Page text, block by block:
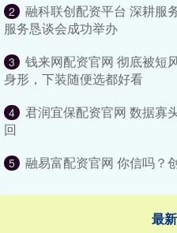
2
融科联创配资平台 深耕服
服务恳谈会成功举办
3
钱来网配资官网 彻底被短
身形，下装随便选都好看
4
君润宜保配资官网 数据寡
回
5 融易富配资官网 你信吗？
最